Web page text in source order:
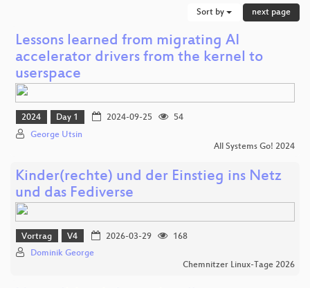
Sort by next page
Lessons learned from migrating AI
accelerator drivers from the kernel to
userspace
2024 Day 1 2024-09-25
54
George Utsin
All Systems Go! 2024
Kinder(rechte) und der Einstieg ins Netz
und das Fediverse
Vortrag V4 2026-03-29
168
Dominik George
Chemnitzer Linux-Tage 2026